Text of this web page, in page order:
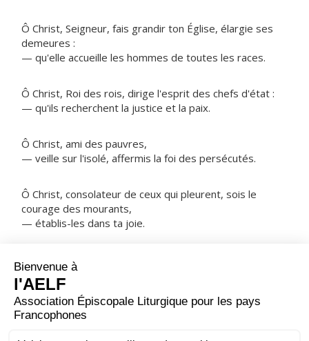
Ô Christ, Seigneur, fais grandir ton Église, élargie ses
demeures :
— qu'elle accueille les hommes de toutes les races.
Ô Christ, Roi des rois, dirige l'esprit des chefs d'état :
— qu'ils recherchent la justice et la paix.
Ô Christ, ami des pauvres,
— veille sur l'isolé, affermis la foi des persécutés.
Ô Christ, consolateur de ceux qui pleurent, sois le
courage des mourants,
— établis-les dans ta joie.
NOTRE PÈRE
ORAISON
Nous t'en prions, Dieu tout-puissant, alors que le péché